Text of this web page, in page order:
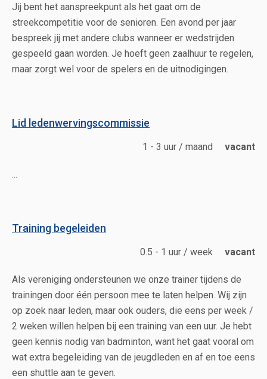
Jij bent het aanspreekpunt als het gaat om de
streekcompetitie voor de senioren. Een avond per jaar
bespreek jij met andere clubs wanneer er wedstrijden
gespeeld gaan worden. Je hoeft geen zaalhuur te regelen,
maar zorgt wel voor de spelers en de uitnodigingen.
Lid ledenwervingscommissie
1 - 3 uur / maand vacant
...
Training begeleiden
0.5 - 1 uur / week vacant
Als vereniging ondersteunen we onze trainer tijdens de
trainingen door één persoon mee te laten helpen. Wij zijn
op zoek naar leden, maar ook ouders, die eens per week /
2 weken willen helpen bij een training van een uur. Je hebt
geen kennis nodig van badminton, want het gaat vooral om
wat extra begeleiding van de jeugdleden en af en toe eens
een shuttle aan te geven.